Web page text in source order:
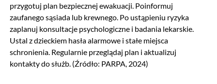
przygotuj plan bezpiecznej ewakuacji. Poinformuj
zaufanego sąsiada lub krewnego. Po ustąpieniu ryzyka
zaplanuj konsultacje psychologiczne i badania lekarskie.
Ustal z dzieckiem hasła alarmowe i stałe miejsca
schronienia. Regularnie przeglądaj plan i aktualizuj
kontakty do służb. (Źródło: PARPA, 2024)